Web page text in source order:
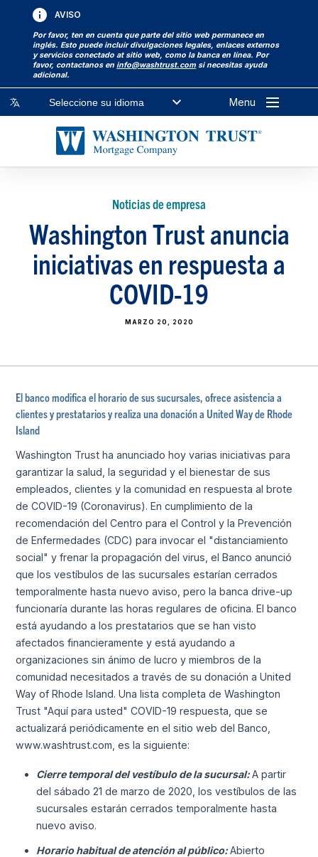
AVISO
Por favor, ten en cuenta que parte del sitio web permanece en
inglés. Esto puede incluir divulgaciones legales, enlaces externos
y servicios conectado at sitio web, como la banca en línea. Por
favor, contactanos eninfo@washtrust.com si necesitas ayuda
adicional.
Seleccione su idioma Menu
Noticias de empresa
Washington Trust anuncia
iniciativas en respuesta a
COVID-19
MARZO 20, 2020
El banco modifica el horario de sus sucursales, ofrece asistencia a
clientes y prestatarios y realiza una donación a United Way de Rhode
Island
Washington Trust ha anunciado hoy varias iniciativas para
garantizar la salud, la seguridad y el bienestar de sus
empleados, clientes y la comunidad en respuesta al brote
de COVID-19 (Coronavirus). En cumplimiento de la
recomendación del Centro para el Control y la Prevención
de Enfermedades (CDC) para invocar el "distanciamiento
social" y frenar la propagación del virus, el Banco anunció
que los vestíbulos de las sucursales estarían cerrados
temporalmente hasta nuevo aviso, pero la banca drive-up
funcionaría durante las horas regulares de oficina. El banco
está ayudando a los prestatarios que se han visto
afectados financieramente y está ayudando a
organizaciones sin ánimo de lucro y miembros de la
comunidad necesitados a través de su donación a United
Way of Rhode Island. Una lista completa de Washington
Trust "Aquí para usted" COVID-19 respuesta, que se
actualizará periódicamente en el sitio web del Banco,
www.washtrust.com, es la siguiente:
Cierre temporal del vestíbulo de la sucursal:A partir
del sábado 21 de marzo de 2020, los vestíbulos de las
sucursales estarán cerrados temporalmente hasta
nuevo aviso.
Horario habitual de atención al público:Abierto